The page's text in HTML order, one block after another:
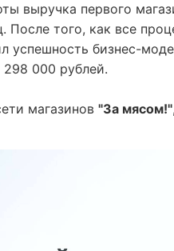
выручка первого
После того, как все
успешность бизнес-
298 000 рублей.
магазинов "За мясом!"